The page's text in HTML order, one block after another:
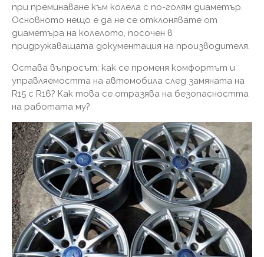
при преминаване към колела с по-голям диаметър.
Основното нещо е да не се отклонявате от
диаметъра на колелото, посочен в
придружаващата документация на производителя.
Остава въпросът: как се променя комфортът и
управляемостта на автомобила след замяната на
R15 с R16? Как това се отразява на безопасността
на работата му?